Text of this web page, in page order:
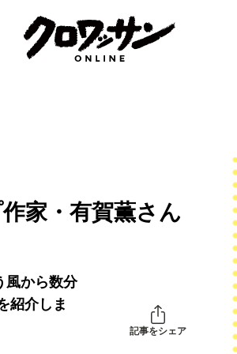
家・有賀薫さん
風から数分
紹介しま
記事をシェア